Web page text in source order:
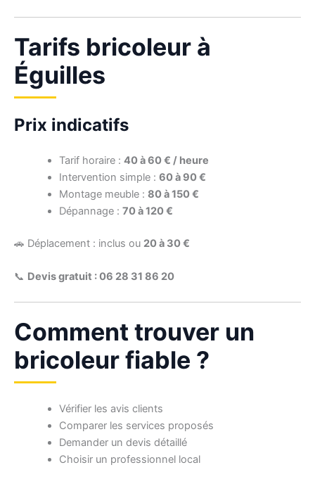
Tarifs bricoleur à
Éguilles
Prix indicatifs
Tarif horaire : 40 à 60 € / heure
Intervention simple : 60 à 90 €
Montage meuble : 80 à 150 €
Dépannage : 70 à 120 €
🚗 Déplacement : inclus ou 20 à 30 €
📞 Devis gratuit : 06 28 31 86 20
Comment trouver un
bricoleur fiable ?
Vérifier les avis clients
Comparer les services proposés
Demander un devis détaillé
Choisir un professionnel local